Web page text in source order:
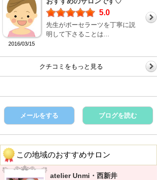
2016/03/15
5.0
先生がポーセラーツを丁寧に説
明して下さることは...
クチコミをもっと見る
メールをする ブログを読む
この地域のおすすめサロン
atelier Unmi・西新井